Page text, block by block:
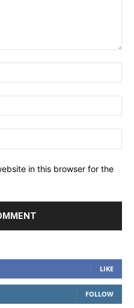
in this browser for the
LIKE
FOLLOW